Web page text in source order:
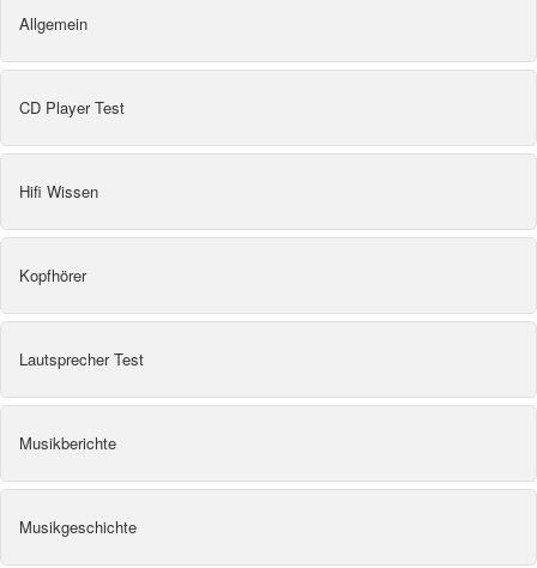
Allgemein
CD Player Test
Hifi Wissen
Kopfhörer
Lautsprecher Test
Musikberichte
Musikgeschichte